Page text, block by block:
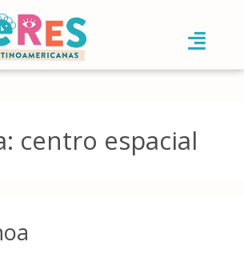
centro espacial